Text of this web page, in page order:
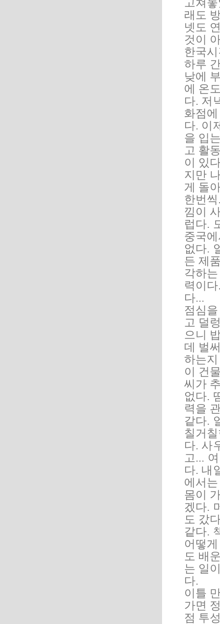
래도
넷도
것이
한국
하루
낮에
에 온
다. 저
화점
다. 이
을 입
고 활
이 있
지만
게 돌
한번
낌이
럽다.
중국
없다.
든 제
각하
력이
다...
점심
고 덜
으니
데 벌
하는
이 건
씨가
없다.
력을
같다.
칠거
다. 사
고...
다. 내
에서
몸이
겠다.
도 갔
같다.
어떻
도 배
는 일
다.
이틀
가면
점 투